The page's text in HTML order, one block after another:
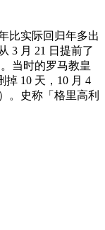
比实际回归年多出
3 月 21 日提前了
当时的罗马教皇
掉 10 天，10 月 4
。史称「格里高利